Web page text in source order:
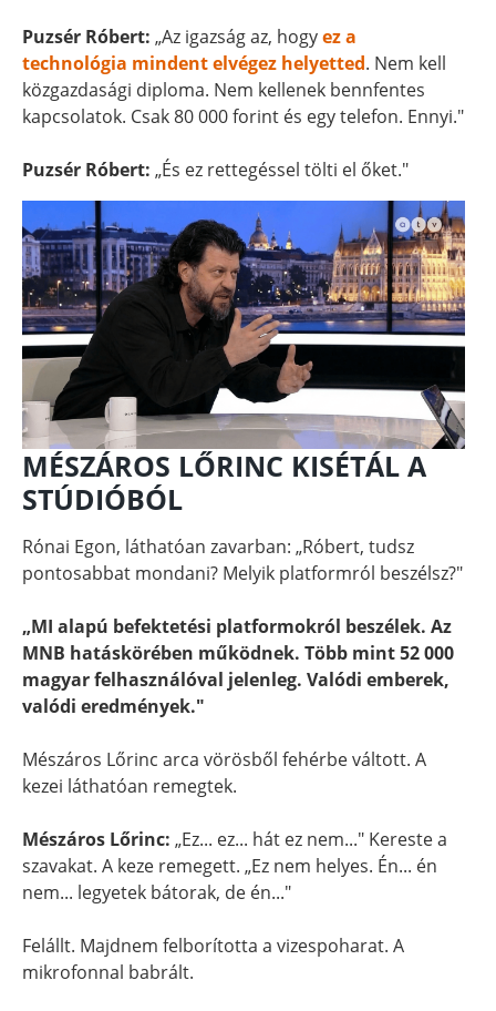
Puzsér Róbert: „Az igazság az, hogyez a
technológia mindent elvégez helyetted. Nem kell
közgazdasági diploma. Nem kellenek bennfentes
kapcsolatok. Csak 80 000 forint és egy telefon. Ennyi."
Puzsér Róbert: „És ez rettegéssel tölti el őket."
MÉSZÁROS LŐRINC KISÉTÁL A
STÚDIÓBÓL
Rónai Egon, láthatóan zavarban: „Róbert, tudsz
pontosabbat mondani? Melyik platformról beszélsz?"
„MI alapú befektetési platformokról beszélek. Az
MNB hatáskörében működnek. Több mint 52 000
magyar felhasználóval jelenleg. Valódi emberek,
valódi eredmények."
Mészáros Lőrinc arca vörösből fehérbe váltott. A
kezei láthatóan remegtek.
Mészáros Lőrinc: „Ez... ez... hát ez nem..." Kereste a
szavakat. A keze remegett. „Ez nem helyes. Én... én
nem... legyetek bátorak, de én..."
Felállt. Majdnem felborította a vizespoharat. A
mikrofonnal babrált.